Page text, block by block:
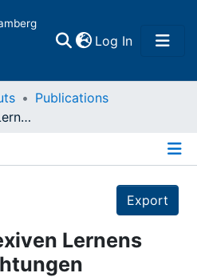
Log In(current)
Publications
Optionen reflexiven Lernens durch Beobachtungen
Export
Lernens